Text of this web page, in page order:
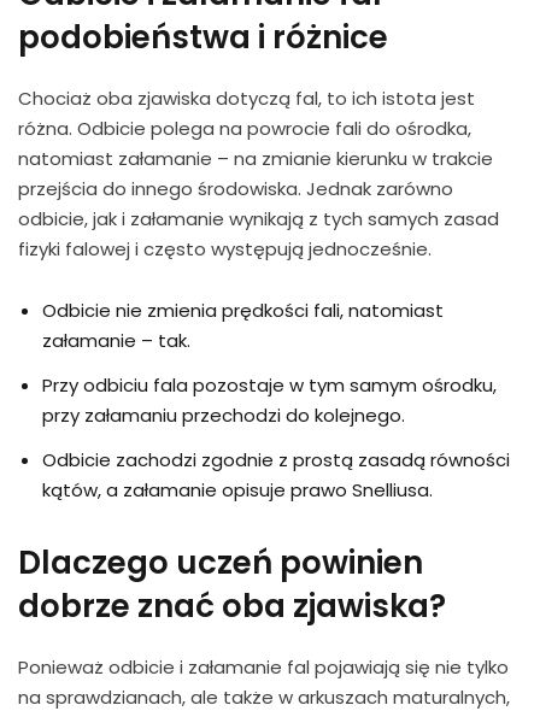
podobieństwa i różnice
Chociaż oba zjawiska dotyczą fal, to ich istota jest
różna. Odbicie polega na powrocie fali do ośrodka,
natomiast załamanie – na zmianie kierunku w trakcie
przejścia do innego środowiska. Jednak zarówno
odbicie, jak i załamanie wynikają z tych samych zasad
fizyki falowej i często występują jednocześnie.
Odbicie nie zmienia prędkości fali, natomiast
załamanie – tak.
Przy odbiciu fala pozostaje w tym samym ośrodku,
przy załamaniu przechodzi do kolejnego.
Odbicie zachodzi zgodnie z prostą zasadą równości
kątów, a załamanie opisuje prawo Snelliusa.
Dlaczego uczeń powinien
dobrze znać oba zjawiska?
Ponieważ odbicie i załamanie fal pojawiają się nie tylko
na sprawdzianach, ale także w arkuszach maturalnych,